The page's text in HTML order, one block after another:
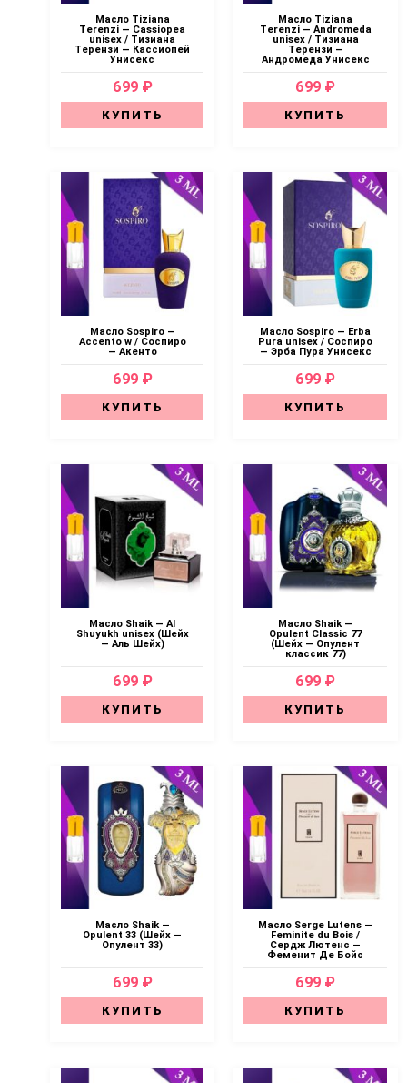
Масло Tiziana
Terenzi — Cassiopea
unisex / Тизиана
Терензи — Кассиопей
Унисекс
699 ₽
КУПИТЬ
Масло Tiziana
Terenzi — Andromeda
unisex / Тизиана
Терензи —
Андромеда Унисекс
699 ₽
КУПИТЬ
Масло Sospiro —
Accento w / Соспиро
— Акенто
699 ₽
КУПИТЬ
Масло Sospiro — Erba
Pura unisex / Соспиро
— Эрба Пура Унисекс
699 ₽
КУПИТЬ
Масло Shaik — Al
Shuyukh unisex (Шейх
— Аль Шейх)
699 ₽
КУПИТЬ
Масло Shaik —
Opulent Classic 77
(Шейх — Опулент
классик 77)
699 ₽
КУПИТЬ
Масло Shaik —
Opulent 33 (Шейх —
Опулент 33)
699 ₽
КУПИТЬ
Масло Serge Lutens —
Feminite du Bois /
Сердж Лютенс —
Феменит Де Бойс
699 ₽
КУПИТЬ